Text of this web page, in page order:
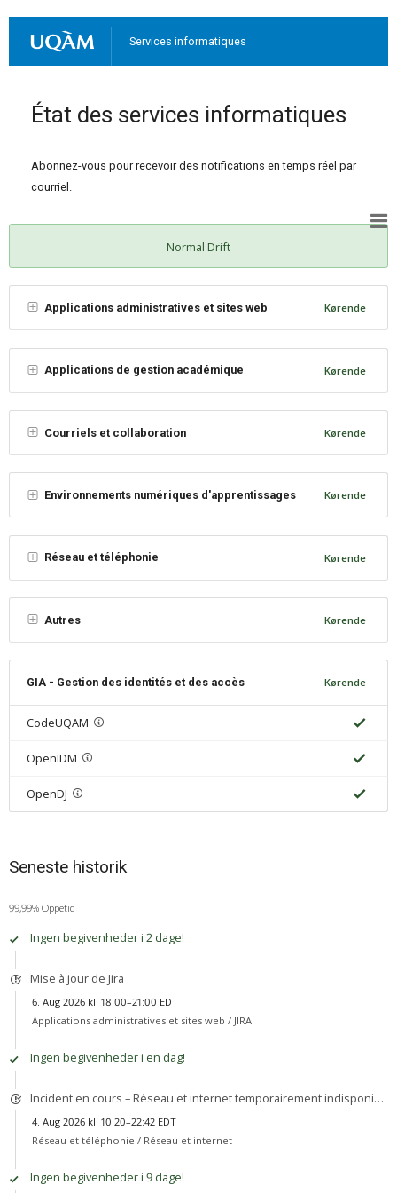
Services informatiques
État des services informatiques
Abonnez-vous pour recevoir des notifications en temps réel par
courriel.
Normal Drift
Applications administratives et sites web Kørende
Applications de gestion académique Kørende
Courriels et collaboration Kørende
Environnements numériques d'apprentissages Kørende
Réseau et téléphonie Kørende
Autres Kørende
GIA - Gestion des identités et des accès Kørende
CodeUQAM
OpenIDM
OpenDJ
Seneste historik
99,99% Oppetid
Ingen begivenheder i 2 dage!
Mise à jour de Jira
6. Aug 2026 kl. 18:00–21:00 EDT
Applications administratives et sites web / JIRA
Ingen begivenheder i en dag!
Incident en cours – Réseau et internet temporairement indisponible pavillon UL (Terrebonne)
4. Aug 2026 kl. 10:20–22:42 EDT
Réseau et téléphonie / Réseau et internet
Ingen begivenheder i 9 dage!